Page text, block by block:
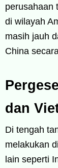
perusahaan
di wilayah
masih jauh
China
dan
Di tengah
melakukan
lain seperti